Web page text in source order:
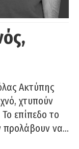
Ακτύπης
χτυπούν
επίπεδο το
προλάβουν να…